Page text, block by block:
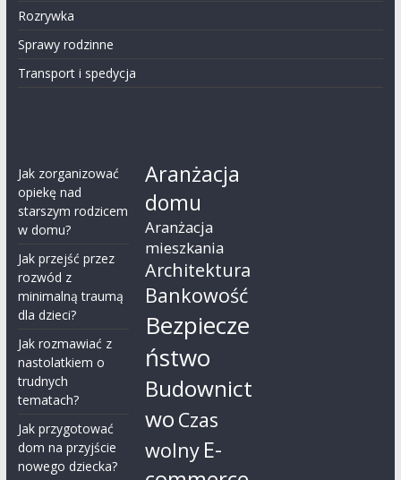
Rozrywka
Sprawy rodzinne
Transport i spedycja
Jak zorganizować
opiekę nad
starszym rodzicem
w domu?
Jak przejść przez
rozwód z
minimalną traumą
dla dzieci?
Jak rozmawiać z
nastolatkiem o
trudnych
tematach?
Jak przygotować
dom na przyjście
nowego dziecka?
Aranżacja
domu
Aranżacja
mieszkania
Architektura
Bankowość
Bezpiecze
ństwo
Budownict
wo Czas
wolny E-